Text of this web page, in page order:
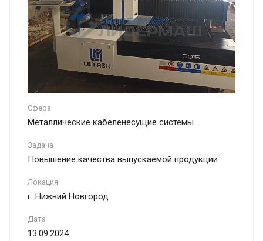
Сфера
Металлические кабеленесущие системы
Задача
Повышение качества выпускаемой продукции
Локация
г. Нижний Новгород
Дата
13.09.2024